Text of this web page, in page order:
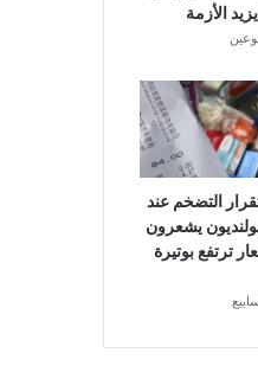
الأزمة
التضخم عند
يشعرون
ترتفع بوتيرة